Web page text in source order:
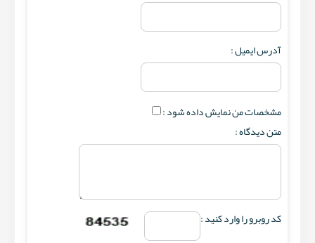
آدرس ایمیل :
مشخصات من نمایش داده شود :
متن دیدگاه :
کد روبرو را وارد کنید :